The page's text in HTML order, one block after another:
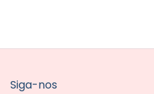
Siga-nos